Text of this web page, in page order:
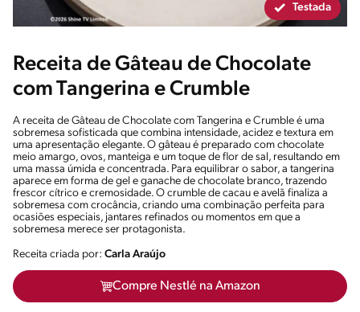
Testada
Receita de Gâteau de Chocolate
com Tangerina e Crumble
A receita de Gâteau de Chocolate com Tangerina e Crumble é uma
sobremesa sofisticada que combina intensidade, acidez e textura em
uma apresentação elegante. O gâteau é preparado com chocolate
meio amargo, ovos, manteiga e um toque de flor de sal, resultando em
uma massa úmida e concentrada. Para equilibrar o sabor, a tangerina
aparece em forma de gel e ganache de chocolate branco, trazendo
frescor cítrico e cremosidade. O crumble de cacau e avelã finaliza a
sobremesa com crocância, criando uma combinação perfeita para
ocasiões especiais, jantares refinados ou momentos em que a
sobremesa merece ser protagonista.
Receita criada por: Carla Araújo
Compre Nestlé na Amazon